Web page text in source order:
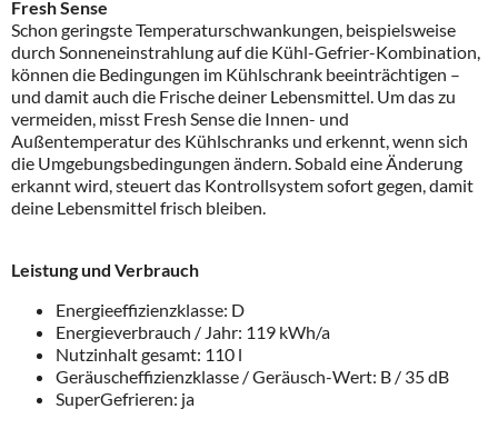
Fresh Sense
Schon geringste Temperaturschwankungen, beispielsweise
durch Sonneneinstrahlung auf die Kühl-Gefrier-Kombination,
können die Bedingungen im Kühlschrank beeinträchtigen –
und damit auch die Frische deiner Lebensmittel. Um das zu
vermeiden, misst Fresh Sense die Innen- und
Außentemperatur des Kühlschranks und erkennt, wenn sich
die Umgebungsbedingungen ändern. Sobald eine Änderung
erkannt wird, steuert das Kontrollsystem sofort gegen, damit
deine Lebensmittel frisch bleiben.
Leistung und Verbrauch
Energieeffizienzklasse: D
Energieverbrauch / Jahr: 119 kWh/a
Nutzinhalt gesamt: 110 l
Geräuscheffizienzklasse / Geräusch-Wert: B / 35 dB
SuperGefrieren: ja